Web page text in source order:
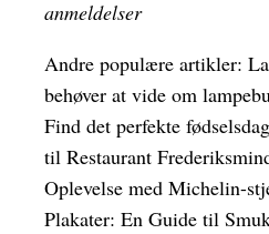
anmeldelser
Andre populære artikler:
behøver at vide om
Find det perfekte
til Restaurant
Oplevelse med Michelin-
Plakater: En Guide til